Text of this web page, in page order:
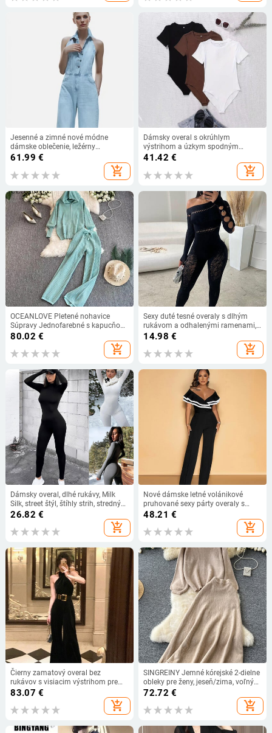
Jesenné a zimné nové módne
dámske oblečenie, ležérny
elegantný dizajn, džínsový overal v
európskom a americkom štýle
61.99 €
add_shopping_cart
Dámsky overal s okrúhlym
výstrihom a úzkym spodným
dielom, veľkosť 36, jeseň 2024,
niťou, tenkými pásikmi, priliehavým
strihom
41.42 €
add_shopping_cart
OCEANLOVE Pletené nohavice
Súpravy Jednofarebné s kapucňou
Jesenné Zimné Kardigány 2 kusy
Sada Dámske Oblečenie Módne
Voľné Conjunto Femenino
80.02 €
add_shopping_cart
Sexy duté tesné overaly s dlhým
rukávom a odhalenými ramenami,
dámske nepravidelné elastické
14.98 €
add_shopping_cart
Dámsky overal, dlhé rukávy, Milk
Silk, street štýl, štíhly strih, stredný
pás, leto 2024
26.82 €
add_shopping_cart
Nové dámske letné volánikové
pruhované sexy párty overaly s
odhalenými ramenami, rovné voľné
ležérne overaly so šerpami, dámske
overaly
48.21 €
add_shopping_cart
Čierny zamatový overal bez
rukávov s visiacim výstrihom pre
ženy, jarný nový francúzsky štýl,
zoštíhľujúci pás, široké nohavice,
dámske oblečenie
83.07 €
add_shopping_cart
SINGREINY Jemné kórejské 2-dielne
obleky pre ženy, jeseň/zima, voľný
sveter + elastická sukňa v páse,
dvojdielne súpravy
72.72 €
add_shopping_cart